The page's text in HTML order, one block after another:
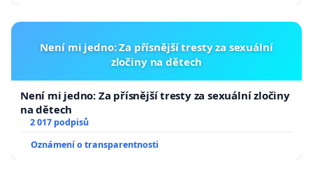
Není mi jedno: Za přísnější tresty za sexuální
zločiny na dětech
Není mi jedno: Za přísnější tresty za sexuální zločiny
na dětech
2 017 podpisů
Oznámení o transparentnosti